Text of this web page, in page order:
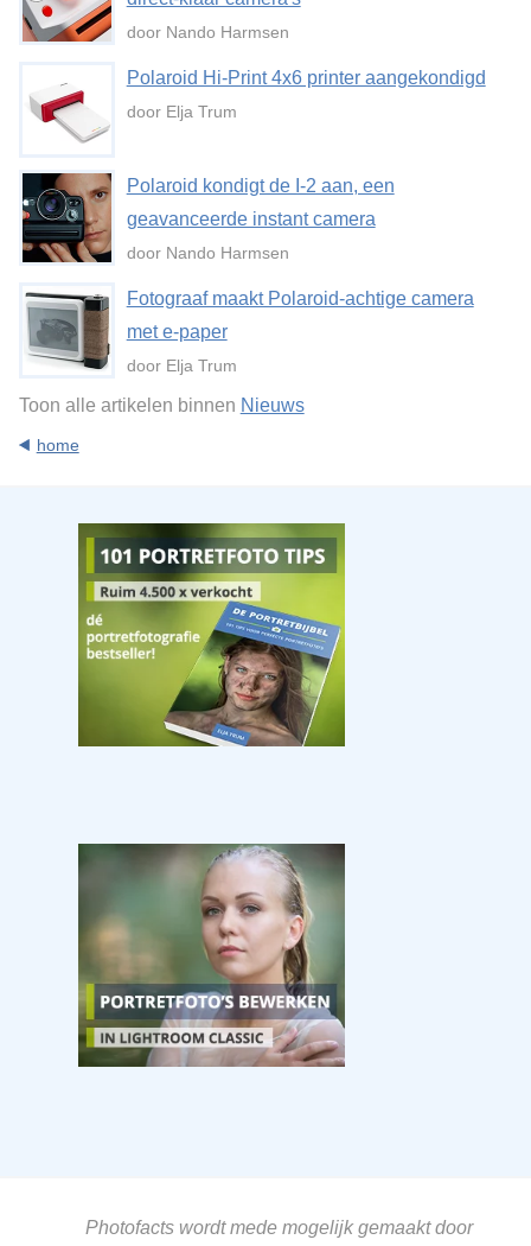
door Nando Harmsen
Polaroid Hi-Print 4x6 printer aangekondigd
door Elja Trum
Polaroid kondigt de I-2 aan, een
geavanceerde instant camera
door Nando Harmsen
Fotograaf maakt Polaroid-achtige camera
met e-paper
door Elja Trum
Toon alle artikelen binnen Nieuws
home
Photofacts wordt mede mogelijk gemaakt door